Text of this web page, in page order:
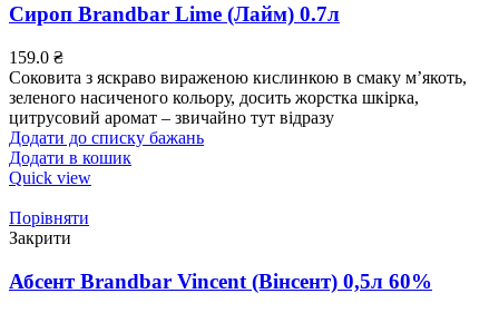
Сироп Brandbar Lime (Лайм) 0.7л
159.0 ₴
Соковита з яскраво вираженою кислинкою в смаку м’якоть,
зеленого насиченого кольору, досить жорстка шкірка,
цитрусовий аромат – звичайно тут відразу
Додати до списку бажань
Додати в кошик
Quick view
Порівняти
Закрити
Абсент Brandbar Vincent (Вінсент) 0,5л 60%